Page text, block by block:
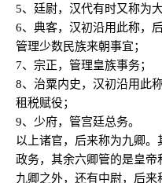
5、廷尉，汉代有时又称为
6、典客，汉初沿用此称，
管理少数民族来朝事宜；
7、宗正，管理皇族事务；
8、治粟内史，汉初沿用此
租税赋役；
9、少府，管宫廷总务。
以上诸官，后来称为九卿
政务，其余六卿管的是皇帝
九卿之外，还有中尉，后